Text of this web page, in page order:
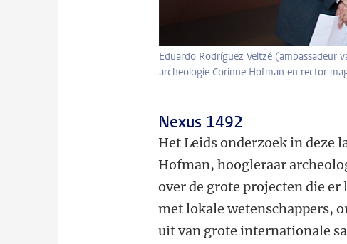
Eduardo Rodríguez Veltzé (ambassadeur
archeologie Corinne Hofman en rector
Nexus 1492
Het Leids onderzoek in deze
Hofman, hoogleraar
over de grote projecten die
met lokale wetenschappers,
uit van grote internationale